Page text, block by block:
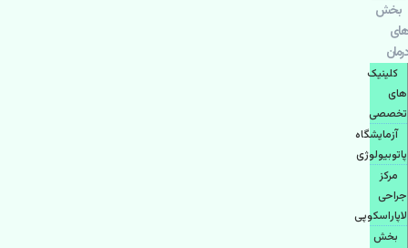
بخش
های
درمان
کلینیک
های
تخصصی
آزمایشگاه
پاتوبیولوژی
مرکز
جراحی
لاپاراسکوپی
بخش